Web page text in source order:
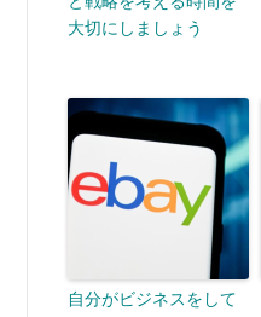
大切にしましょう
自分がビジネスをして